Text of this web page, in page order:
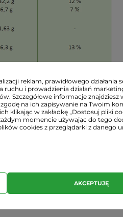
napisano inaczej w ofercie.
e-mailowo lub
reklam, prawidłowego działania
ruchu i prowadzienia działań
Szczegółowe informacje znajdziesz
na ich zapisywanie na Twoim
w zakładkę „Dostosuj pliki
momencie używając do tego
cookies z przeglądarki z danego
AKCEPTUJĘ